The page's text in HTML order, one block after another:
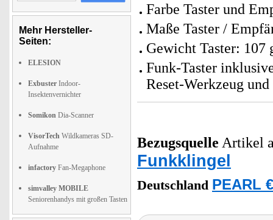
Mehr Hersteller-
Seiten:
ELESION
Exbuster Indoor-
Insektenvernichter
Somikon Dia-Scanner
VisorTech Wildkameras SD-
Aufnahme
infactory Fan-Megaphone
simvalley MOBILE
Seniorenhandys mit großen Tasten
Farbe Taster und
Maße Taster /
Gewicht Taster:
Funk-Taster
Reset-Werkzeug
Bezugsquelle Artikel
Funkklingel
Deutschland PEARL